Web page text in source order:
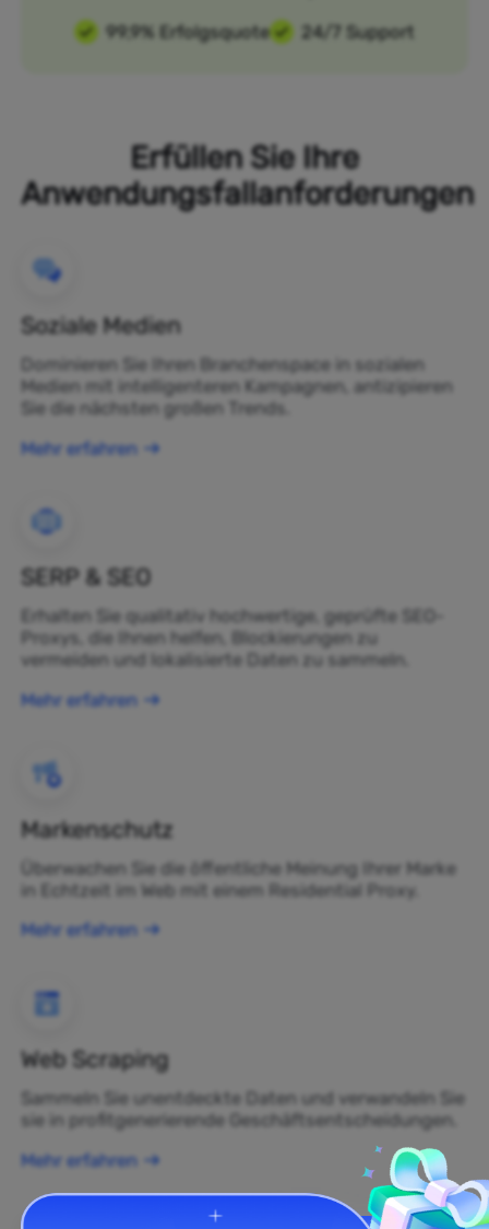
99,9% Erfolgsquote
24/7 Support
Erfüllen Sie Ihre
Anwendungsfallanforderungen
Soziale Medien
Dominieren Sie Ihren Branchenspace in sozialen
Medien mit intelligenteren Kampagnen, antizipieren
Sie die nächsten großen Trends.
Mehr erfahren
SERP & SEO
Erhalten Sie qualitativ hochwertige, geprüfte SEO-
Proxys, die Ihnen helfen, Blockierungen zu
vermeiden und lokalisierte Daten zu sammeln.
Mehr erfahren
Markenschutz
Überwachen Sie die öffentliche Meinung Ihrer Marke
in Echtzeit im Web mit einem Residential Proxy.
Mehr erfahren
Web Scraping
Sammeln Sie unentdeckte Daten und verwandeln Sie
sie in profitgenerierende Geschäftsentscheidungen.
Mehr erfahren